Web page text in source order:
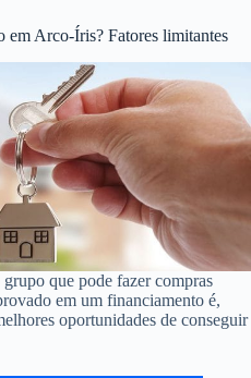
Arco-Íris? Fatores limitantes
que pode fazer compras
em um financiamento é,
oportunidades de conseguir